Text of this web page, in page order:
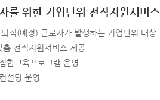
를 위한 기업단위 전직지원서비스
직(예정) 근로자가 발생하는 기업단위 대상
전직지원서비스 제공
합교육프로그램 운영
설팅 운영